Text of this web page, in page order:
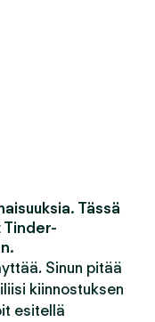
Tässä
Tinder-
Sinun pitää
kiinnostuksen
esitellä